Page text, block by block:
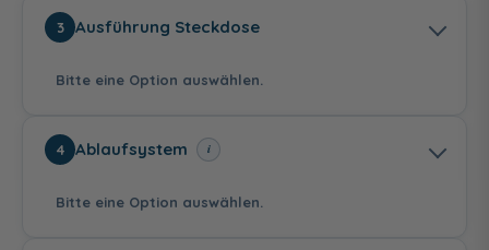
Weiß Hochglanz
Eiche Dekor
Cashmere
ohne
LED - 5 Watt
3 Ausführung Steckdose
Bitte eine Option auswählen.
4 Ablaufsystem i
Bitte eine Option auswählen.